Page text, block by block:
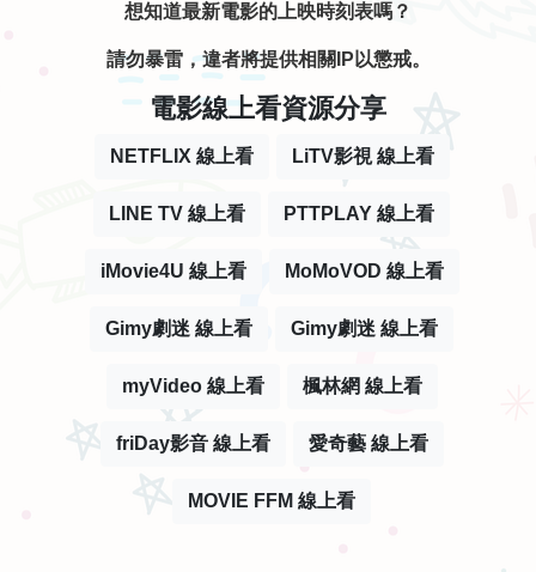
想知道最新電影的上映時刻表嗎？
請勿暴雷，違者將提供相關IP以懲戒。
電影線上看資源分享
NETFLIX 線上看 LiTV影視 線上看
LINE TV 線上看 PTTPLAY 線上看
iMovie4U 線上看 MoMoVOD 線上看
Gimy劇迷 線上看 Gimy劇迷 線上看
myVideo 線上看 楓林網 線上看
friDay影音 線上看 愛奇藝 線上看
MOVIE FFM 線上看